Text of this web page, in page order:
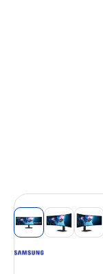
View larger
View